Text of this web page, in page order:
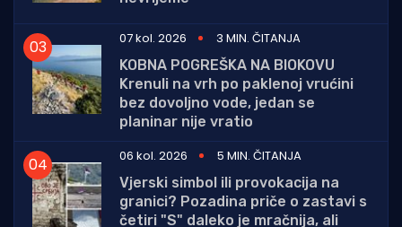
07 kol. 2026
3 MIN. ČITANJA
KOBNA POGREŠKA NA BIOKOVU
Krenuli na vrh po paklenoj vrućini
bez dovoljno vode, jedan se
planinar nije vratio
06 kol. 2026
5 MIN. ČITANJA
Vjerski simbol ili provokacija na
granici? Pozadina priče o zastavi s
četiri "S" daleko je mračnija, ali